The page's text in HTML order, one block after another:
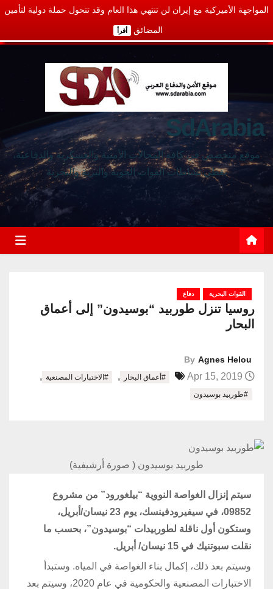
المواجهة الأميركية مع إيران لن تنتهي هذا العام وقد تتحول حملة دولية لتأمين
المضائق أقرأ
SdArabia
موقع متخصص في كافة المجالات الأمنية والعسكرية والدفاعية،
يغطي نشاطات القوات الجوية والبرية والبحرية
القوات البحرية دفاع
روسيا تنزل طوربيد “بوسيدون” إلى أعماق
البحار
By Agnes Helou
#أعماق البحار , #الاختبارات المصنعية ,
#طوربيد بوسيدون
طوربيد بوسيدون ( صورة أرشيفية)
سيتم إنزال الغواصة النووية “بيلغورود” من مشروع
09852، في سيفيرودفينسك، يوم 23 نيسان/أبريل،
وستكون أول ناقلة لطوربيدات “بوسيدون”، بحسب ما
نقلت سبوتنيك في 15 نيسان/ أبريل.
وسيتم بعد ذلك، إكمال بناء الغواصة في المياه. وستبدأ
الاختبارات المصنعية والحكومية في عام 2020، وسيتم بعد